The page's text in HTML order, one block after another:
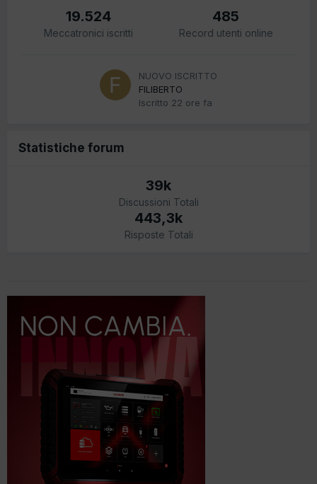
19.524
Meccatronici iscritti
485
Record utenti online
NUOVO ISCRITTO
FILIBERTO
Iscritto 22 ore fa
Statistiche forum
39k
Discussioni Totali
443,3k
Risposte Totali